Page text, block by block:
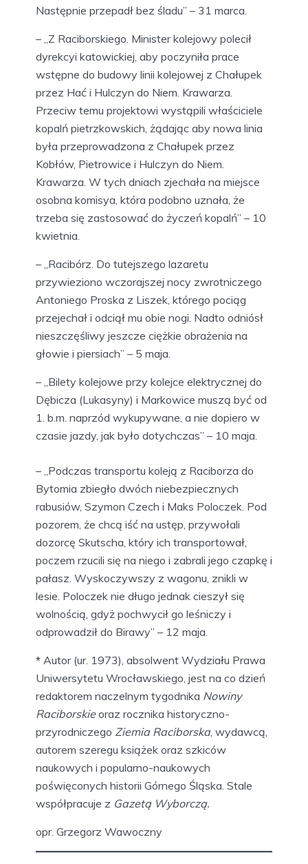
Następnie przepadł bez śladu” – 31 marca.
– „Z Raciborskiego. Minister kolejowy polecił
dyrekcyi katowickiej, aby poczyniła prace
wstępne do budowy linii kolejowej z Chałupek
przez Hać i Hulczyn do Niem. Krawarza.
Przeciw temu projektowi wystąpili właściciele
kopalń pietrzkowskich, żądając aby nowa linia
była przeprowadzona z Chałupek przez
Kobłów, Pietrowice i Hulczyn do Niem.
Krawarza. W tych dniach zjechała na miejsce
osobna komisya, która podobno uznała, że
trzeba się zastosować do życzeń kopalń” – 10
kwietnia.
– „Racibórz. Do tutejszego lazaretu
przywieziono wczorajszej nocy zwrotniczego
Antoniego Proska z Liszek, którego pociąg
przejechał i odciął mu obie nogi. Nadto odniósł
nieszczęśliwy jeszcze ciężkie obrażenia na
głowie i piersiach” – 5 maja.
– „Bilety kolejowe przy kolejce elektrycznej do
Dębicza (Lukasyny) i Markowice muszą być od
1. b.m. naprzód wykupywane, a nie dopiero w
czasie jazdy, jak było dotychczas” – 10 maja.
– „Podczas transportu koleją z Raciborza do
Bytomia zbiegło dwóch niebezpiecznych
rabusiów, Szymon Czech i Maks Poloczek. Pod
pozorem, że chcą iść na ustęp, przywołali
dozorcę Skutscha, który ich transportował,
poczem rzucili się na niego i zabrali jego czapkę i
pałasz. Wyskoczywszy z wagonu, znikli w
lesie. Poloczek nie długo jednak cieszył się
wolnością, gdyż pochwycił go leśniczy i
odprowadził do Birawy” – 12 maja.
* Autor (ur. 1973), absolwent Wydziału Prawa
Uniwersytetu Wrocławskiego, jest na co dzień
redaktorem naczelnym tygodnika Nowiny
Raciborskieoraz rocznika historyczno-
przyrodniczego Ziemia Raciborska, wydawcą,
autorem szeregu książek oraz szkiców
naukowych i popularno-naukowych
poświęconych historii Górnego Śląska. Stale
współpracuje z Gazetą Wyborczą.
opr. Grzegorz Wawoczny